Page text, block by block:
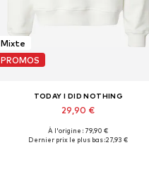
Mixte
PROMOS
TODAY I DID NOTHING
29,90 €
Tailles disponibles: XXL
À l'origine : 79,90 €
Dernier prix le plus bas :27,93 €